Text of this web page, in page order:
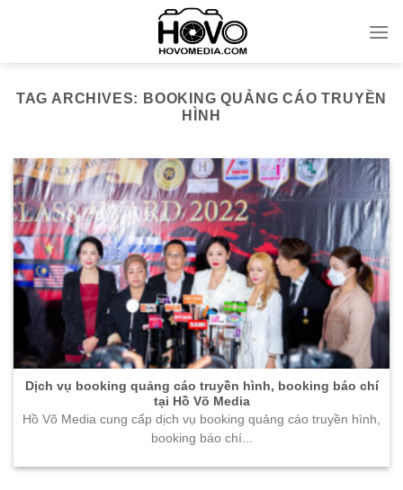
TAG ARCHIVES: BOOKING QUẢNG CÁO TRUYỀN
HÌNH
Dịch vụ booking quảng cáo truyền hình, booking báo chí
tại Hồ Võ Media
Hồ Võ Media cung cấp dịch vụ booking quảng cáo truyền hình,
booking báo chí...